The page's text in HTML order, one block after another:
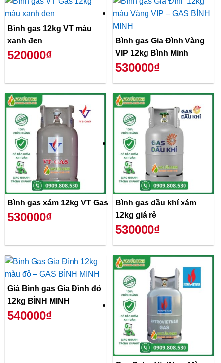
Bình gas 12kg VT màu
xanh đen
520000₫
Bình gas Gia Đình Vàng
VIP 12kg Bình Minh
530000₫
Bình gas xám 12kg VT Gas
530000₫
Bình gas dầu khí xám
12kg giá rẻ
530000₫
Giá Bình gas Gia Đình đỏ
12kg BÌNH MINH
540000₫